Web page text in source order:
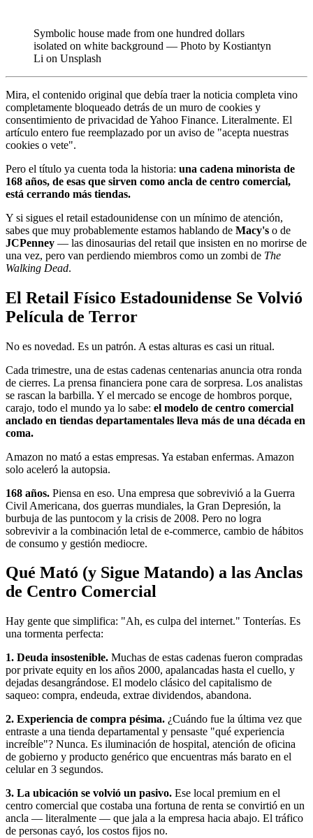
Symbolic house made from one hundred dollars
isolated on white background — Photo by Kostiantyn
Li on Unsplash
Mira, el contenido original que debía traer la noticia completa vino
completamente bloqueado detrás de un muro de cookies y
consentimiento de privacidad de Yahoo Finance. Literalmente. El
artículo entero fue reemplazado por un aviso de "acepta nuestras
cookies o vete".
Pero el título ya cuenta toda la historia: una cadena minorista de
168 años, de esas que sirven como ancla de centro comercial,
está cerrando más tiendas.
Y si sigues el retail estadounidense con un mínimo de atención,
sabes que muy probablemente estamos hablando de Macy's o de
JCPenney — las dinosaurias del retail que insisten en no morirse de
una vez, pero van perdiendo miembros como un zombi de The
Walking Dead.
El Retail Físico Estadounidense Se Volvió
Película de Terror
No es novedad. Es un patrón. A estas alturas es casi un ritual.
Cada trimestre, una de estas cadenas centenarias anuncia otra ronda
de cierres. La prensa financiera pone cara de sorpresa. Los analistas
se rascan la barbilla. Y el mercado se encoge de hombros porque,
carajo, todo el mundo ya lo sabe: el modelo de centro comercial
anclado en tiendas departamentales lleva más de una década en
coma.
Amazon no mató a estas empresas. Ya estaban enfermas. Amazon
solo aceleró la autopsia.
168 años. Piensa en eso. Una empresa que sobrevivió a la Guerra
Civil Americana, dos guerras mundiales, la Gran Depresión, la
burbuja de las puntocom y la crisis de 2008. Pero no logra
sobrevivir a la combinación letal de e-commerce, cambio de hábitos
de consumo y gestión mediocre.
Qué Mató (y Sigue Matando) a las Anclas
de Centro Comercial
Hay gente que simplifica: "Ah, es culpa del internet." Tonterías. Es
una tormenta perfecta:
1. Deuda insostenible. Muchas de estas cadenas fueron compradas
por private equity en los años 2000, apalancadas hasta el cuello, y
dejadas desangrándose. El modelo clásico del capitalismo de
saqueo: compra, endeuda, extrae dividendos, abandona.
2. Experiencia de compra pésima. ¿Cuándo fue la última vez que
entraste a una tienda departamental y pensaste "qué experiencia
increíble"? Nunca. Es iluminación de hospital, atención de oficina
de gobierno y producto genérico que encuentras más barato en el
celular en 3 segundos.
3. La ubicación se volvió un pasivo. Ese local premium en el
centro comercial que costaba una fortuna de renta se convirtió en un
ancla — literalmente — que jala a la empresa hacia abajo. El tráfico
de personas cayó, los costos fijos no.